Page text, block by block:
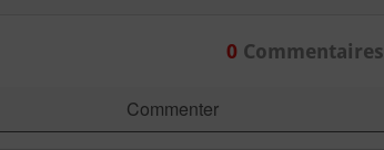
0Commentaires
Commenter